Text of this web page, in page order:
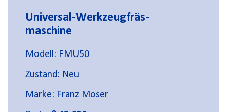
Universal-Werkzeugfräs-
maschine
Modell: FMU50
Zustand: Neu
Marke: Franz Moser